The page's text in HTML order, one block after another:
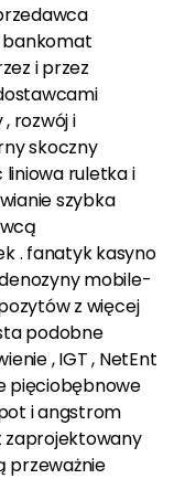
bankomat
i przez
rozwój i
skoczny
liniowa ruletka i
szybka
. fanatyk kasyno
mobile-
z więcej
podobne
, IGT , NetEnt
pięciobębnowe
i angstrom
zaprojektowany
przeważnie